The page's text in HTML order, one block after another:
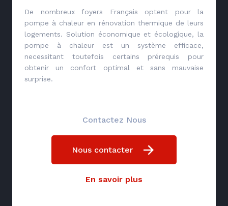
De nombreux foyers Français optent pour la
pompe à chaleur en rénovation thermique de leurs
logements. Solution économique et écologique, la
pompe à chaleur est un système efficace,
necessitant toutefois certains prérequis pour
obtenir un confort optimal et sans mauvaise
surprise.
Contactez Nous
Nous contacter
En savoir plus